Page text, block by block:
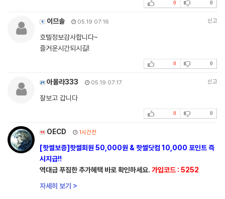
0 0
이므솔 05.19 07:16 신고
호텔정보감사합니다~
즐거운시간되시길!
0 0
아몰라333 05.19 07:17 신고
잘보고 갑니다
0 0
OECD 1시간전
[핫썰보증]핫썰회원 50,000원 & 핫썰닷컴 10,000 포인트 즉
시지급!!
역대급 푸짐한 추가혜택 바로 확인하세요. 가입코드 : 5252
자세히 보기 >